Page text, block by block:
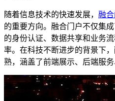
随着信息技术的快速发展， 融
的重要方向。融合门户不仅集
的身份认证、数据共享和业务
率。在科技不断进步的背景下
熟，涵盖了前端展示、后端服务